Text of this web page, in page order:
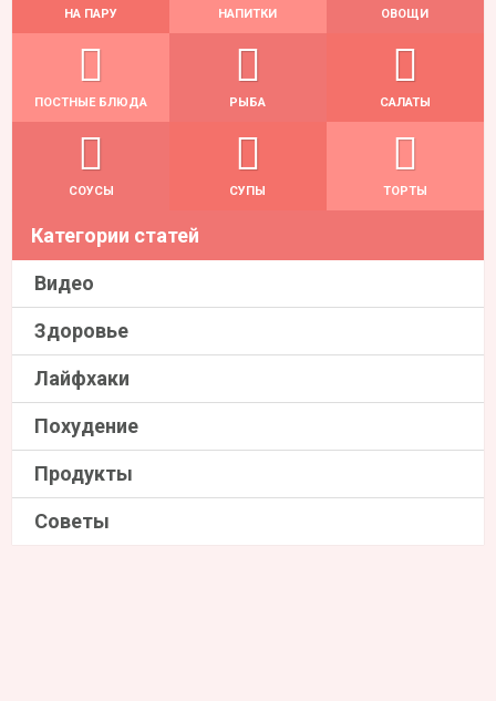
НА ПАРУ НАПИТКИ ОВОЩИ
ПОСТНЫЕ БЛЮДА РЫБА САЛАТЫ
СОУСЫ СУПЫ ТОРТЫ
Категории статей
Видео
Здоровье
Лайфхаки
Похудение
Продукты
Советы